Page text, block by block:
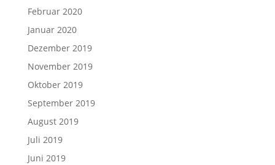
Februar 2020
Januar 2020
Dezember 2019
November 2019
Oktober 2019
September 2019
August 2019
Juli 2019
Juni 2019